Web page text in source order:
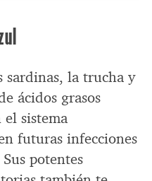
sardinas, la trucha y
ácidos grasos
sistema
futuras infecciones
potentes